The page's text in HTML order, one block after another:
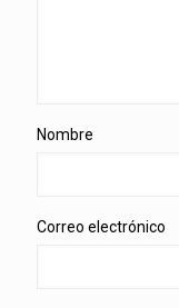
Nombre
Correo electrónico